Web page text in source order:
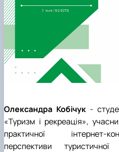
Олександра Кобічук -
«Туризм і рекреація»,
практичної інтернет-
перспективи туристичної